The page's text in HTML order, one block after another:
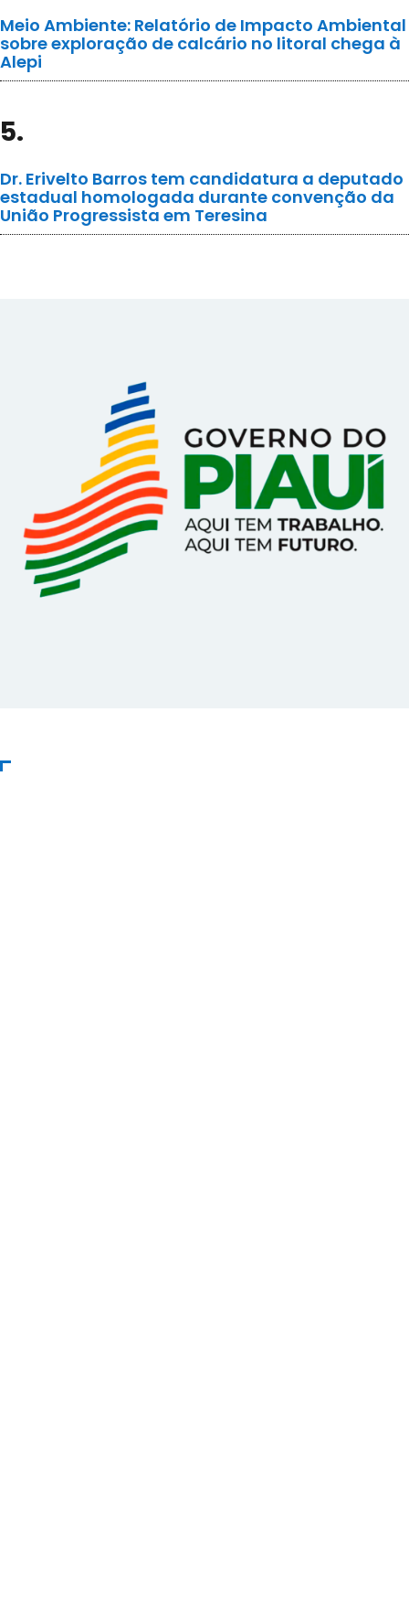
Meio Ambiente: Relatório de Impacto Ambiental
sobre exploração de calcário no litoral chega à
Alepi
5.
Dr. Erivelto Barros tem candidatura a deputado
estadual homologada durante convenção da
União Progressista em Teresina